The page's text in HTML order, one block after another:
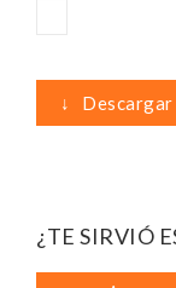
↓
¿TE SIRVIÓ